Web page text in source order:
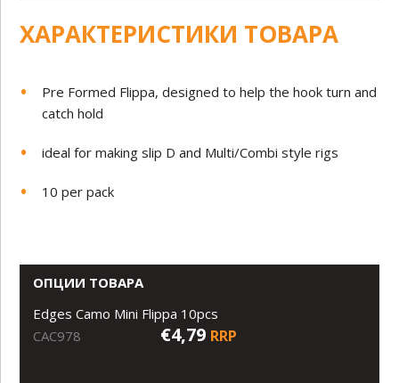
ХАРАКТЕРИСТИКИ ТОВАРА
Pre Formed Flippa, designed to help the hook turn and
catch hold
ideal for making slip D and Multi/Combi style rigs
10 per pack
ОПЦИИ ТОВАРА
Edges Camo Mini Flippa 10pcs
CAC978
€4,79 RRP